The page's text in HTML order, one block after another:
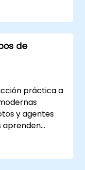
de
práctica a
y agentes
aprenden
de IA como